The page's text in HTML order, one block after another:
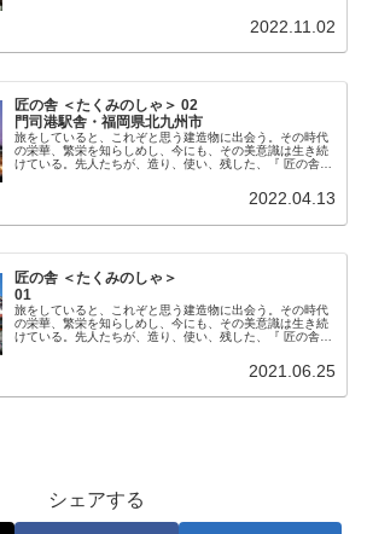
して保存・活用される予定の奈良少年刑務所を紹介。
2022.11.02
匠の舎 ＜たくみのしゃ＞ 02
門司港駅舎・福岡県北九州市
旅をしていると、これぞと思う建造物に出会う。その時代
の栄華、繁栄を知らしめし、今にも、その美意識は生き続
けている。先人たちが、造り、使い、残した、『 匠の舎
年に補修完了。ここでは補修前の姿をご覧ください。
2022.04.13
匠の舎 ＜たくみのしゃ＞
01
旅をしていると、これぞと思う建造物に出会う。その時代
の栄華、繁栄を知らしめし、今にも、その美意識は生き続
けている。先人たちが、造り、使い、残した、『 匠の舎
九九八年には私鉄で初めて国の登録文化財にも指定され
2021.06.25
シェアする